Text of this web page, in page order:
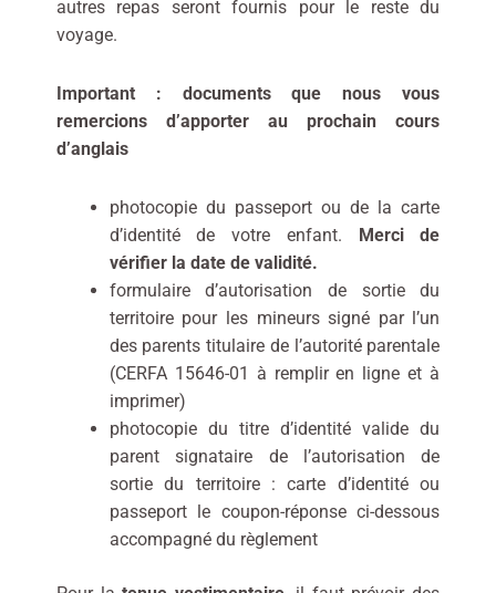
autres repas seront fournis pour le reste du
voyage.
Important : documents que nous vous
remercions d’apporter au prochain cours
d’anglais
photocopie du passeport ou de la carte
d’identité de votre enfant.
Merci de
vérifier la date de validité.
formulaire d’autorisation de sortie du
territoire pour les mineurs signé par l’un
des parents titulaire de l’autorité parentale
(CERFA 15646-01 à remplir en ligne et à
imprimer)
photocopie du titre d’identité valide du
parent signataire de l’autorisation de
sortie du territoire : carte d’identité ou
passeport le coupon-réponse ci-dessous
accompagné du règlement